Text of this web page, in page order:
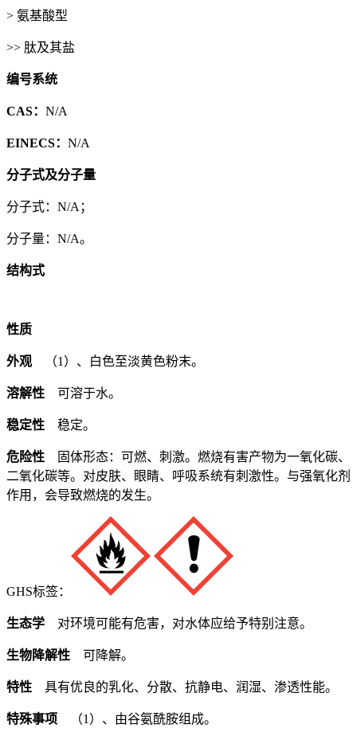
> 氨基酸型
>> 肽及其盐
编号系统
CAS： N/A
EINECS： N/A
分子式及分子量
分子式：N/A；
分子量：N/A。
结构式
性质
外观 （1）、白色至淡黄色粉末。
溶解性 可溶于水。
稳定性 稳定。
危险性
固体形态：可燃、刺激。燃烧有害产物为一氧化碳、
二氧化碳等。对皮肤、眼睛、呼吸系统有刺激性。与强氧化剂
作用，会导致燃烧的发生。
GHS标签：
生态学 对环境可能有危害，对水体应给予特别注意。
生物降解性 可降解。
特性 具有优良的乳化、分散、抗静电、润湿、渗透性能。
特殊事项 （1）、由谷氨酰胺组成。